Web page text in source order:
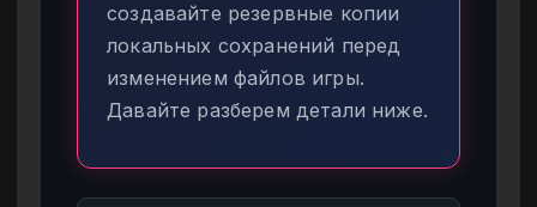
создавайте резервные копии
локальных сохранений перед
изменением файлов игры.
Давайте разберем детали ниже.